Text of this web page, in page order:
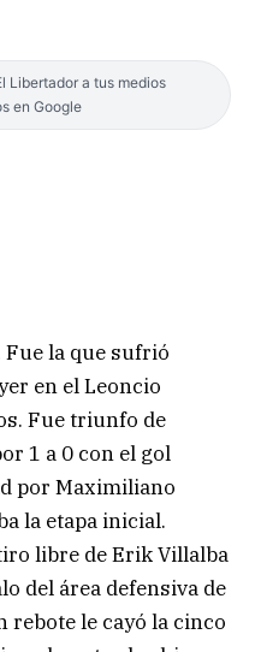
Libertador a tus medios
en Google
Fue la que sufrió
en el Leoncio
Fue triunfo de
1 a 0 con el gol
por Maximiliano
la etapa inicial.
libre de Erik Villalba
del área defensiva de
rebote le cayó la cinco